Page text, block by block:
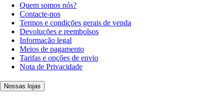
Quem somos nós?
Contacte-nos
Termos e condições gerais de venda
Devoluções e reembolsos
Informação legal
Meios de pagamento
Tarifas e opções de envio
Nota de Privacidade
Nossas lojas